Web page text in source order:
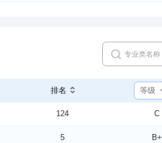
5 C
5 B+
4 B+
排名 等级
124 C
5 B+